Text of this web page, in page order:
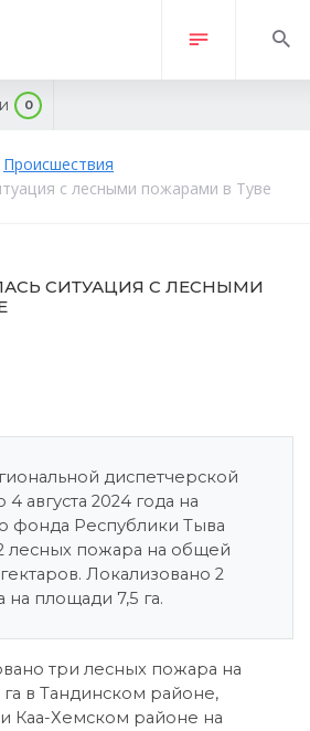
0
Происшествия
с лесными пожарами в Туве
СИТУАЦИЯ С ЛЕСНЫМИ
диспетчерской
августа 2024 года на
фонда Республики Тыва
лесных пожара на общей
Локализовано 2
площади 7,5 га.
три лесных пожара на
в Тандинском районе,
Каа-Хемском районе на